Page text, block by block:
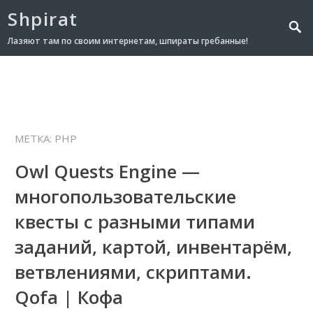
Shpirat
Лазяют там по своим интернетам, шпираты гребанные!
МЕТКА: PHP
Owl Quests Engine —
многопользовательские
квесты с разными типами
заданий, картой, инвентарём,
ветвлениями, скриптами.
Qofa | Кофа